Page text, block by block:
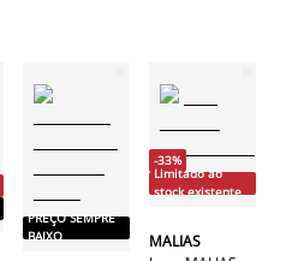
PREÇO SEMPRE
BAIXO
-33%
Limitado ao
stock existente
MALIAS